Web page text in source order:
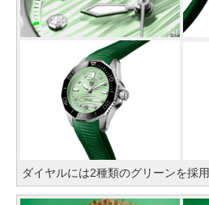
ダイヤルには2種類のグリーンを採用